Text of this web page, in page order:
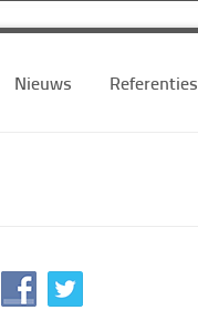
Nieuws Referenties